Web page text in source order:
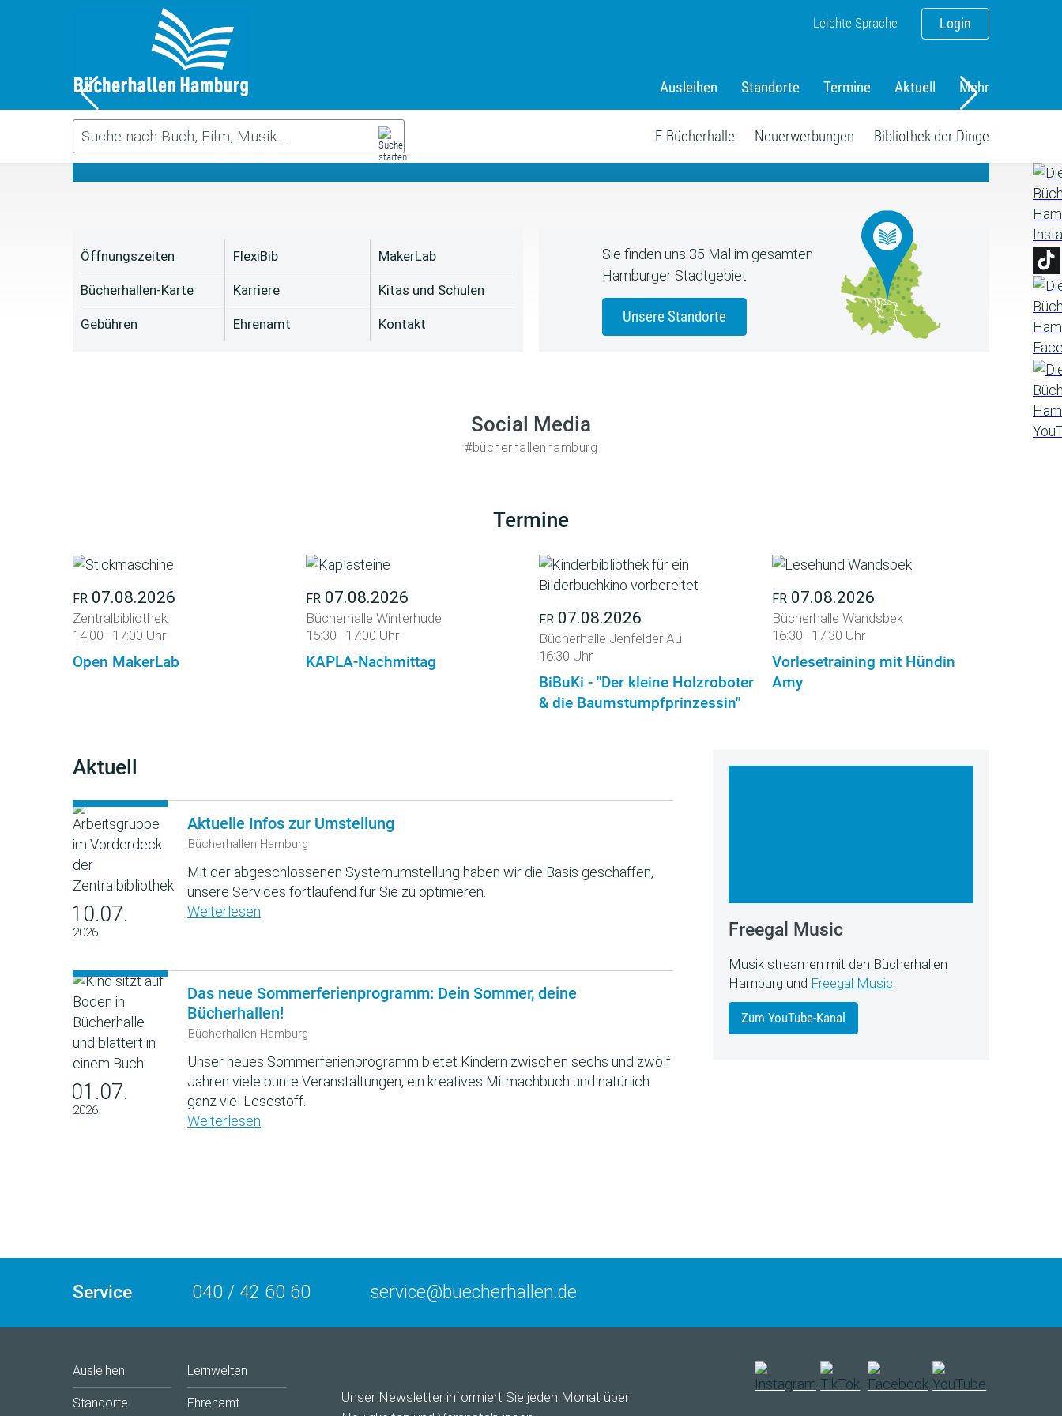
Login
Leichte Sprache
Ausleihen Standorte Termine Aktuell Mehr
E-Bücherhalle Neuerwerbungen Bibliothek der Dinge
Das neue Sommerferienprogramm
Öffnungszeiten
Bücherhallen-Karte
Gebühren
FlexiBib
Karriere
Ehrenamt
MakerLab
Kitas und Schulen
Kontakt
Sie finden uns 35 Mal im gesamten
Hamburger Stadtgebiet
Unsere Standorte
Social Media
#bücherhallenhamburg
Termine
FR 07.08.2026
Zentralbibliothek
14:00–17:00 Uhr
Open MakerLab
FR 07.08.2026
Bücherhalle Winterhude
15:30–17:00 Uhr
KAPLA-Nachmittag
FR 07.08.2026
Bücherhalle Jenfelder Au
16:30 Uhr
BiBuKi - "Der kleine Holzroboter
& die Baumstumpfprinzessin"
FR 07.08.2026
Bücherhalle Wandsbek
16:30–17:30 Uhr
Vorlesetraining mit Hündin
Amy
Aktuell
10.07.
2026
Aktuelle Infos zur Umstellung
Bücherhallen Hamburg
Mit der abgeschlossenen Systemumstellung haben wir die Basis geschaffen,
unsere Services fortlaufend für Sie zu optimieren.
Weiterlesen
01.07.
2026
Das neue Sommerferienprogramm: Dein Sommer, deine
Bücherhallen!
Bücherhallen Hamburg
Unser neues Sommerferienprogramm bietet Kindern zwischen sechs und zwölf
Jahren viele bunte Veranstaltungen, ein kreatives Mitmachbuch und natürlich
ganz viel Lesestoff.
Weiterlesen
Freegal Music
Musik streamen mit den Bücherhallen
Hamburg und Freegal Music.
Zum YouTube-Kanal
Service 040 / 42 60 60 service@buecherhallen.de
Ausleihen
Standorte
Lernwelten
Ehrenamt Unser Newsletterinformiert Sie jeden Monat über